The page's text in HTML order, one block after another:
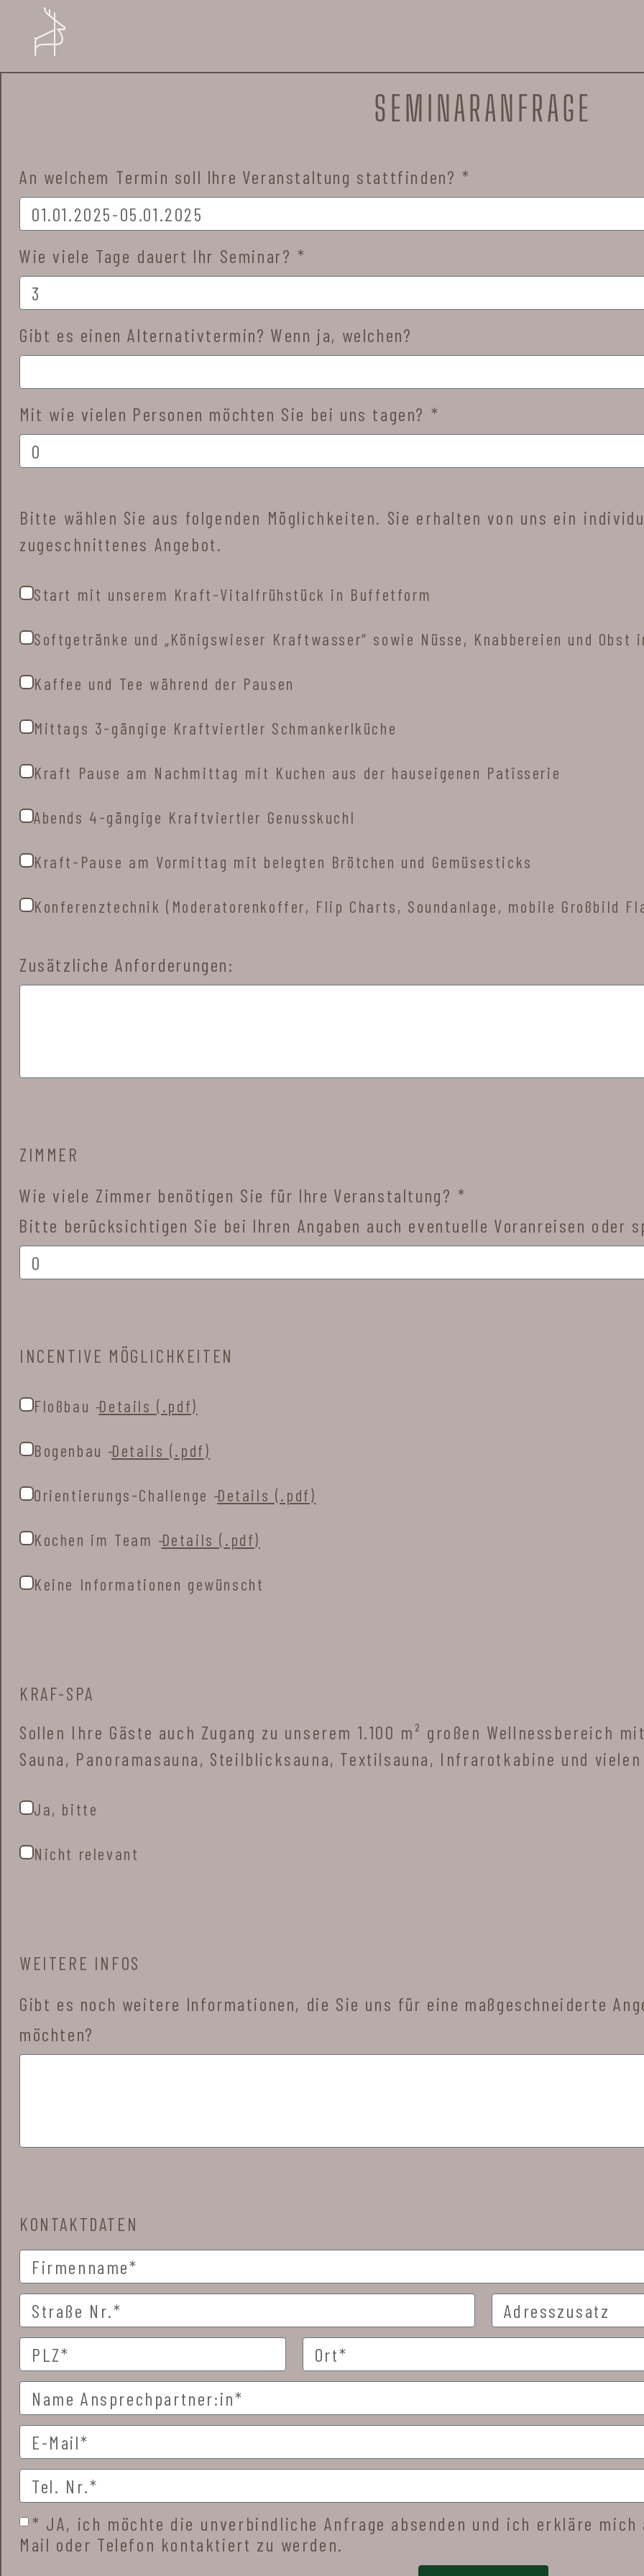
SEMINARANFRAGE
An welchem Termin soll Ihre Veranstaltung stattfinden? *
Wie viele Tage dauert Ihr Seminar? *
Gibt es einen Alternativtermin? Wenn ja, welchen?
Mit wie vielen Personen möchten Sie bei uns tagen? *
Bitte wählen Sie aus folgenden Möglichkeiten. Sie erhalten von uns ein
zugeschnittenes Angebot.
Start mit unserem Kraft-Vitalfrühstück in Buffetform
Softgetränke und „Königswieser Kraftwasser“ sowie Nüsse, Knabbereien und Obst
Kaffee und Tee während der Pausen
Mittags 3-gängige Kraftviertler Schmankerlküche
Kraft Pause am Nachmittag mit Kuchen aus der hauseigenen Patîsserie
Abends 4-gängige Kraftviertler Genusskuchl
Kraft-Pause am Vormittag mit belegten Brötchen und Gemüsesticks
Konferenztechnik (Moderatorenkoffer, Flip Charts, Soundanlage, mobile Großbild
Zusätzliche Anforderungen:
ZIMMER
Wie viele Zimmer benötigen Sie für Ihre Veranstaltung? *
Bitte berücksichtigen Sie bei Ihren Angaben auch eventuelle Voranreisen oder
INCENTIVE MÖGLICHKEITEN
Floßbau –Details (.pdf)
Bogenbau –Details (.pdf)
Orientierungs-Challenge –Details (.pdf)
Kochen im Team –Details (.pdf)
Keine Informationen gewünscht
KRAF-SPA
Sollen Ihre Gäste auch Zugang zu unserem 1.100 m² großen Wellnessbereich
Sauna, Panoramasauna, Steilblicksauna, Textilsauna, Infrarotkabine und
Ja, bitte
Nicht relevant
WEITERE INFOS
Gibt es noch weitere Informationen, die Sie uns für eine maßgeschneiderte
möchten?
KONTAKTDATEN
* JA, ich möchte die unverbindliche Anfrage absenden und ich erkläre
Mail oder Telefon kontaktiert zu werden.